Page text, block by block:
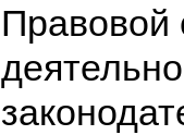
Правовой